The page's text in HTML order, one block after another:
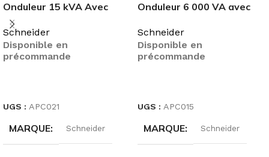
Onduleur 15 kVA Avec
batteries internes –
autonomie de 9 minutes
Schneider
Disponible en
précommande
UGS : APC021
MARQUE Schneider
Onduleur 6 000 VA avec
Schneider
Disponible en
précommande
UGS : APC015
MARQUE Schneider